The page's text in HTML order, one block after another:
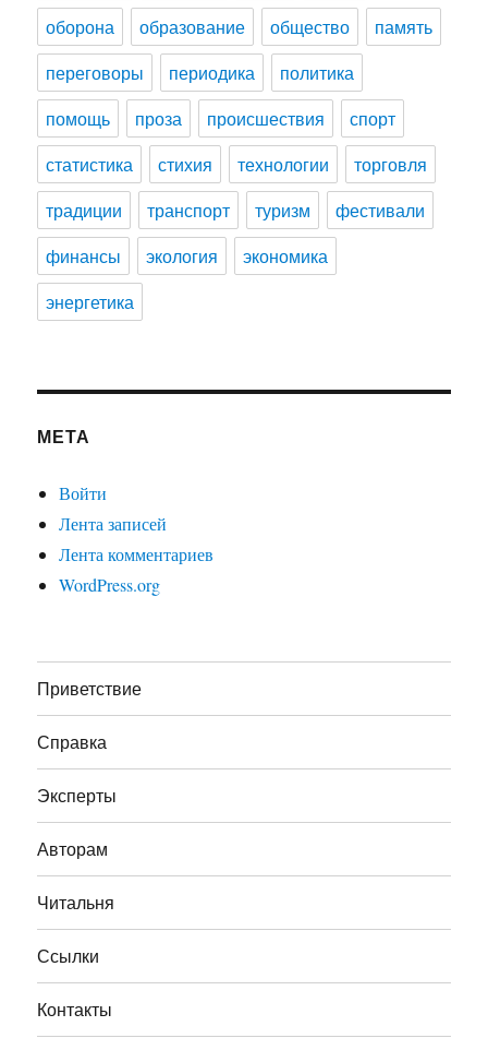
оборона
образование общество
память
переговоры
периодика
политика
помощь
проза происшествия
спорт
статистика
стихия технологии
торговля
традиции
транспорт туризм
фестивали
финансы
экология
экономика
энергетика
МЕТА
Войти
Лента записей
Лента комментариев
WordPress.org
Приветствие
Справка
Эксперты
Авторам
Читальня
Ссылки
Контакты